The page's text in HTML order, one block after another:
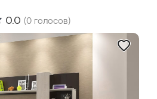
0.0 (0 голосов)